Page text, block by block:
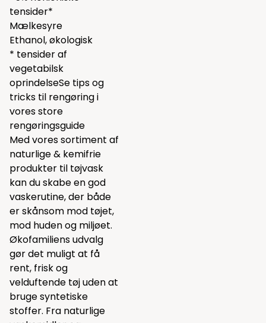
tensider*
Mælkesyre
Ethanol, økologisk
* tensider af
vegetabilsk
oprindelseSe tips og
tricks til rengøring i
voresstore
rengøringsguide
Med vores sortiment af
naturlige & kemifrie
produkter til tøjvask
kan du skabe en god
vaskerutine, der både
er skånsom mod tøjet,
mod huden og miljøet.
Økofamiliens udvalg
gør det muligt at få
rent, frisk og
velduftende tøj uden at
bruge syntetiske
stoffer. Fra naturlige